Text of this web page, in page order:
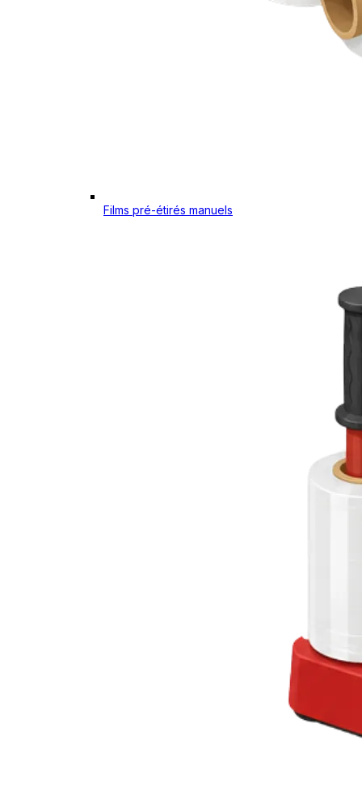
Films pré-étirés manuels